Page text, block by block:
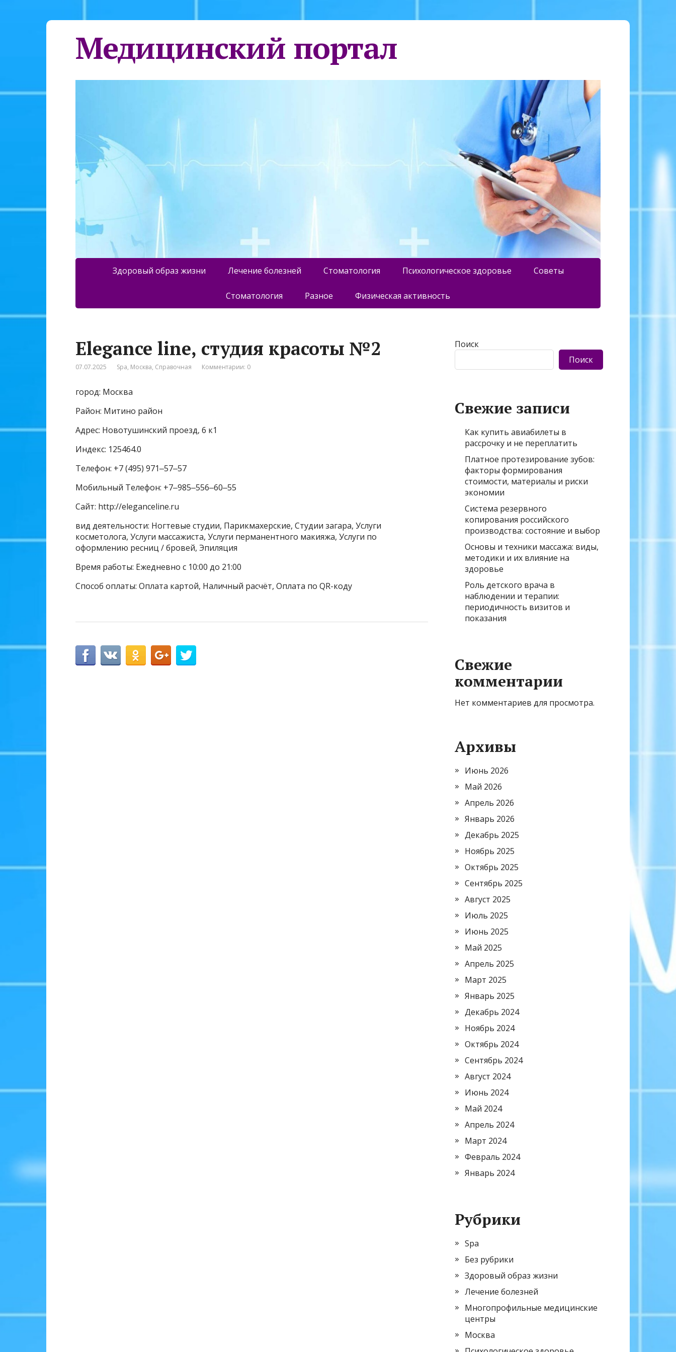
Медицинский портал
Здоровый образ жизни Лечение болезней Стоматология Психологическое здоровье Советы
Стоматология Разное Физическая активность
Elegance line, студия красоты №2
07.07.2025 Spa, Москва, Справочная Комментарии: 0
город: Москва
Район: Митино район
Адрес: Новотушинский проезд, 6 к1
Индекс: 125464.0
Телефон: +7 (495) 971‒57‒57
Мобильный Телефон: +7‒985‒556‒60‒55
Сайт: http://eleganceline.ru
вид деятельности: Ногтевые студии, Парикмахерские, Студии загара, Услуги
косметолога, Услуги массажиста, Услуги перманентного макияжа, Услуги по
оформлению ресниц / бровей, Эпиляция
Время работы: Ежедневно с 10:00 до 21:00
Способ оплаты: Оплата картой, Наличный расчёт, Оплата по QR-коду
Поиск
Поиск
Свежие записи
Как купить авиабилеты в
рассрочку и не переплатить
Платное протезирование зубов:
факторы формирования
стоимости, материалы и риски
экономии
Система резервного
копирования российского
производства: состояние и выбор
Основы и техники массажа: виды,
методики и их влияние на
здоровье
Роль детского врача в
наблюдении и терапии:
периодичность визитов и
показания
Свежие
комментарии
Нет комментариев для просмотра.
Архивы
Июнь 2026
Май 2026
Апрель 2026
Январь 2026
Декабрь 2025
Ноябрь 2025
Октябрь 2025
Сентябрь 2025
Август 2025
Июль 2025
Июнь 2025
Май 2025
Апрель 2025
Март 2025
Январь 2025
Декабрь 2024
Ноябрь 2024
Октябрь 2024
Сентябрь 2024
Август 2024
Июнь 2024
Май 2024
Апрель 2024
Март 2024
Февраль 2024
Январь 2024
Рубрики
Spa
Без рубрики
Здоровый образ жизни
Лечение болезней
Многопрофильные медицинские
центры
Москва